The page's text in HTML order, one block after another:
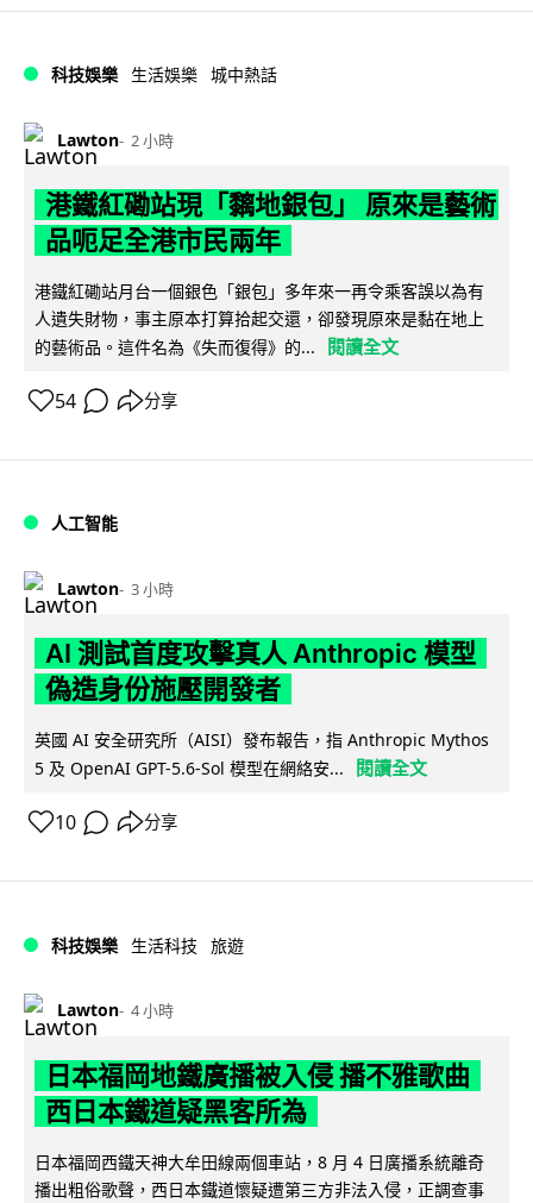
科技娛樂 生活娛樂 城中熱話
Lawton 2 小時
港鐵紅磡站現「黐地銀包」 原來是藝術
品呃足全港市民兩年
港鐵紅磡站月台一個銀色「銀包」多年來一再令乘客誤以為有
人遺失財物，事主原本打算拾起交還，卻發現原來是黏在地上
的藝術品。這件名為《失而復得》的...
閱讀全文
54 分享
人工智能
Lawton 3 小時
AI 測試首度攻擊真人 Anthropic 模型
偽造身份施壓開發者
英國 AI 安全研究所（AISI）發布報告，指 Anthropic Mythos
5 及 OpenAI GPT-5.6-Sol 模型在網絡安...
閱讀全文
10 分享
科技娛樂 生活科技 旅遊
Lawton 4 小時
日本福岡地鐵廣播被入侵 播不雅歌曲
西日本鐵道疑黑客所為
日本福岡西鐵天神大牟田線兩個車站，8 月 4 日廣播系統離奇
播出粗俗歌聲，西日本鐵道懷疑遭第三方非法入侵，正調查事